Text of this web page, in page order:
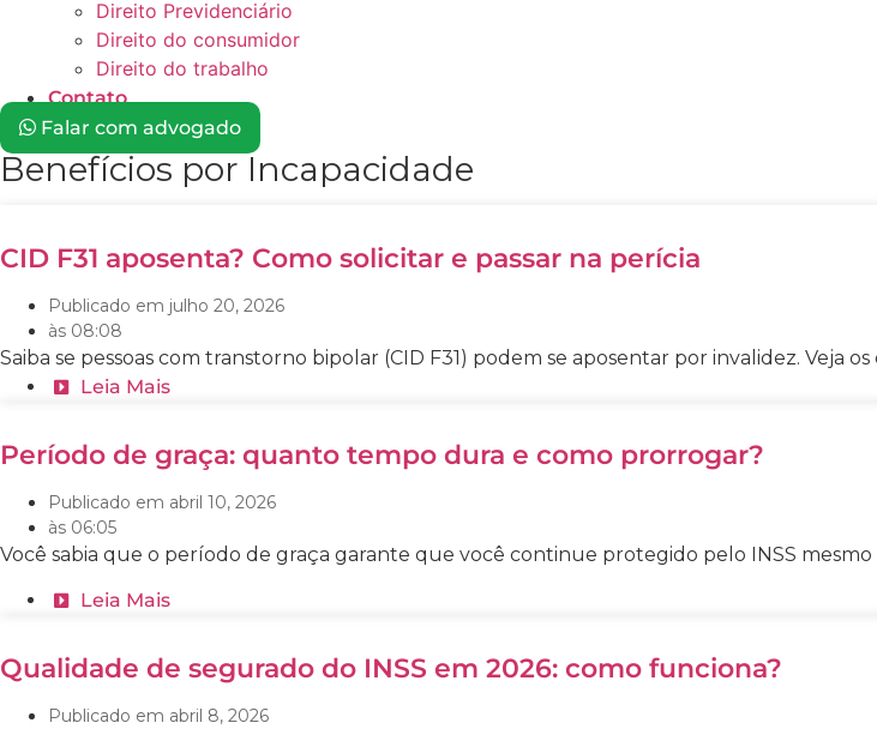
Direito Previdenciário
Direito do consumidor
Direito do trabalho
Contato
Falar com advogado
Benefícios por Incapacidade
CID F31 aposenta? Como solicitar e passar na perícia
Publicado em julho 20, 2026
às 08:08
Saiba se pessoas com transtorno bipolar (CID F31) podem se aposentar por invalidez. Veja
Leia Mais
Período de graça: quanto tempo dura e como prorrogar?
Publicado em abril 10, 2026
às 06:05
Você sabia que o período de graça garante que você continue protegido pelo INSS mesmo
Leia Mais
Qualidade de segurado do INSS em 2026: como funciona?
Publicado em abril 8, 2026